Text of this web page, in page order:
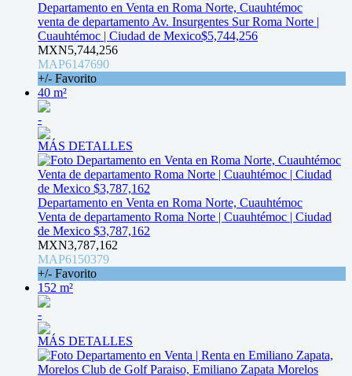
Departamento en Venta en Roma Norte, Cuauhtémoc
venta de departamento Av. Insurgentes Sur Roma Norte |
Cuauhtémoc | Ciudad de Mexico$5,744,256
MXN5,744,256
MAP6147690
+/- Favorito
40 m²
-
MÁS DETALLES
Departamento en Venta en Roma Norte, Cuauhtémoc
Venta de departamento Roma Norte | Cuauhtémoc | Ciudad
de Mexico $3,787,162
MXN3,787,162
MAP6150379
+/- Favorito
152 m²
-
MÁS DETALLES